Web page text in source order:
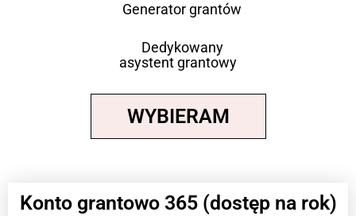
Generator grantów
Dedykowany
asystent grantowy
WYBIERAM
Konto grantowo 365 (dostęp na rok)